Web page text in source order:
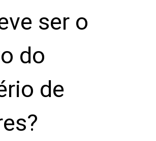
ser o
do
de